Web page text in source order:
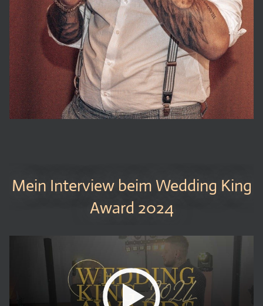
Mein Interview beim Wedding King
Award 2024